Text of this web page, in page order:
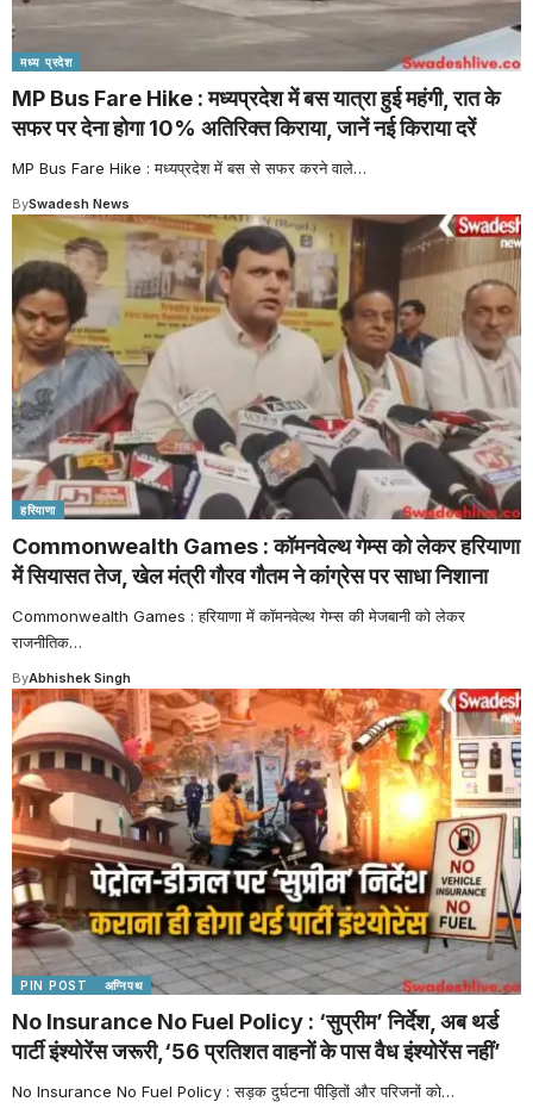
मध्य प्रदेश
MP Bus Fare Hike : मध्यप्रदेश में बस यात्रा हुई महंगी, रात के
सफर पर देना होगा 10% अतिरिक्त किराया, जानें नई किराया दरें
MP Bus Fare Hike : मध्यप्रदेश में बस से सफर करने वाले…
BySwadesh News
हरियाणा
Commonwealth Games : कॉमनवेल्थ गेम्स को लेकर हरियाणा
में सियासत तेज, खेल मंत्री गौरव गौतम ने कांग्रेस पर साधा निशाना
Commonwealth Games : हरियाणा में कॉमनवेल्थ गेम्स की मेजबानी को लेकर
राजनीतिक…
ByAbhishek Singh
PIN POST अग्निपथ
No Insurance No Fuel Policy : ‘सुप्रीम’ निर्देश, अब थर्ड
पार्टी इंश्योरेंस जरूरी,‘56 प्रतिशत वाहनों के पास वैध इंश्योरेंस नहीं’
No Insurance No Fuel Policy : सड़क दुर्घटना पीड़ितों और परिजनों को…